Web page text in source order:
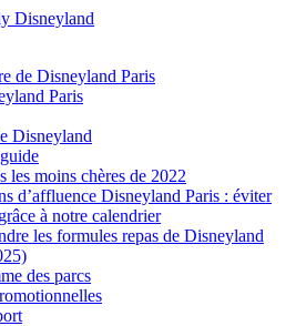
de Disneyland Paris
Paris
Disneyland
les moins chères de 2022
d’affluence Disneyland Paris : éviter
à notre calendrier
les formules repas de Disneyland
des parcs